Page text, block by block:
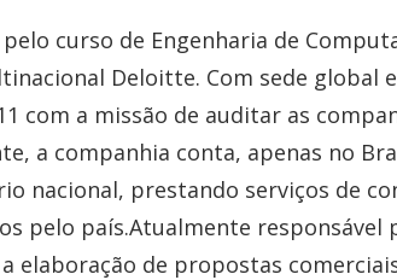
curso de Engenharia de
Deloitte. Com sede global
com a missão de auditar as
a companhia conta, apenas no
nacional, prestando serviços de
pelo país.Atualmente responsável
elaboração de propostas